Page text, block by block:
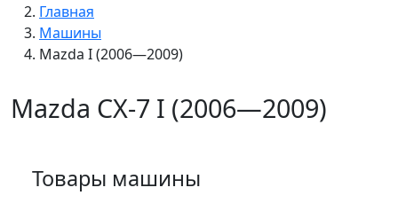
Главная
Машины
Mazda I (2006—2009)
Mazda CX-7 I (2006—2009)
Товары машины